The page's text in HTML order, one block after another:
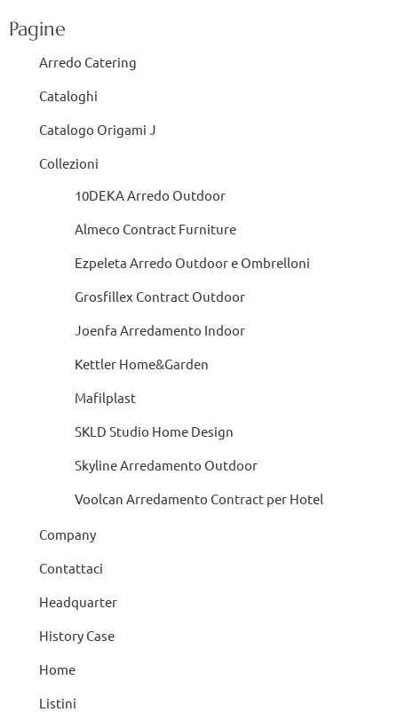
Pagine
Arredo Catering
Cataloghi
Catalogo Origami J
Collezioni
10DEKA Arredo Outdoor
Almeco Contract Furniture
Ezpeleta Arredo Outdoor e Ombrelloni
Grosfillex Contract Outdoor
Joenfa Arredamento Indoor
Kettler Home&Garden
Mafilplast
SKLD Studio Home Design
Skyline Arredamento Outdoor
Voolcan Arredamento Contract per Hotel
Company
Contattaci
Headquarter
History Case
Home
Listini